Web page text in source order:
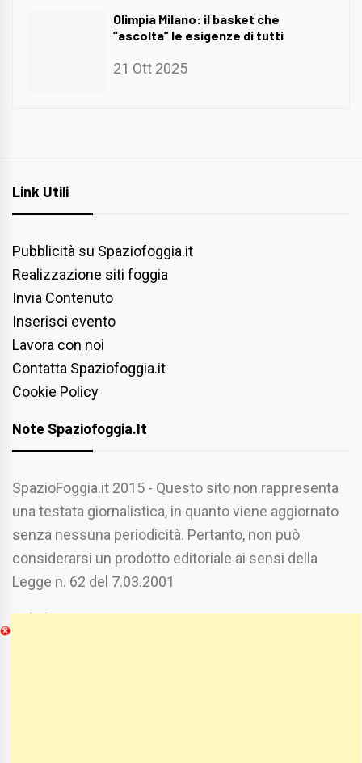
Olimpia Milano: il basket che
“ascolta” le esigenze di tutti
21 Ott 2025
Link Utili
Pubblicità su Spaziofoggia.it
Realizzazione siti foggia
Invia Contenuto
Inserisci evento
Lavora con noi
Contatta Spaziofoggia.it
Cookie Policy
Note Spaziofoggia.it
SpazioFoggia.it 2015 - Questo sito non rappresenta
una testata giornalistica, in quanto viene aggiornato
senza nessuna periodicità. Pertanto, non può
considerarsi un prodotto editoriale ai sensi della
Legge n. 62 del 7.03.2001
Chi Siamo